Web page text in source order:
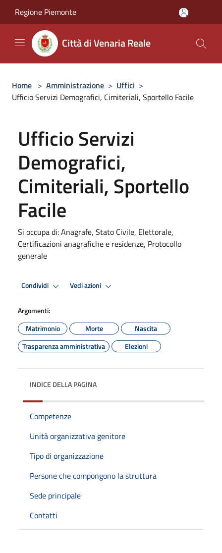
Regione Piemonte
Città di Venaria Reale
Home > Amministrazione > Uffici >
Ufficio Servizi Demografici, Cimiteriali, Sportello Facile
Ufficio Servizi
Demografici,
Cimiteriali, Sportello
Facile
Si occupa di: Anagrafe, Stato Civile, Elettorale,
Certificazioni anagrafiche e residenze, Protocollo
generale
Condividi Vedi azioni
Argomenti:
Matrimonio
Morte
Nascita
Trasparenza amministrativa
Elezioni
INDICE DELLA PAGINA
Competenze
Unità organizzativa genitore
Tipo di organizzazione
Persone che compongono la struttura
Sede principale
Contatti